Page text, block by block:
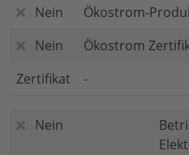
Nein
Ökostrom-
Nein
Ökostrom
Zertifikat
-
Nein